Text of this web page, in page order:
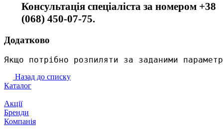
Консультація спеціаліста за номером +38
(068) 450-07-75.
Додатково
Якщо потрібно розпиляти за заданими
Назад до списку
Каталог
Акції
Бренди
Компанія